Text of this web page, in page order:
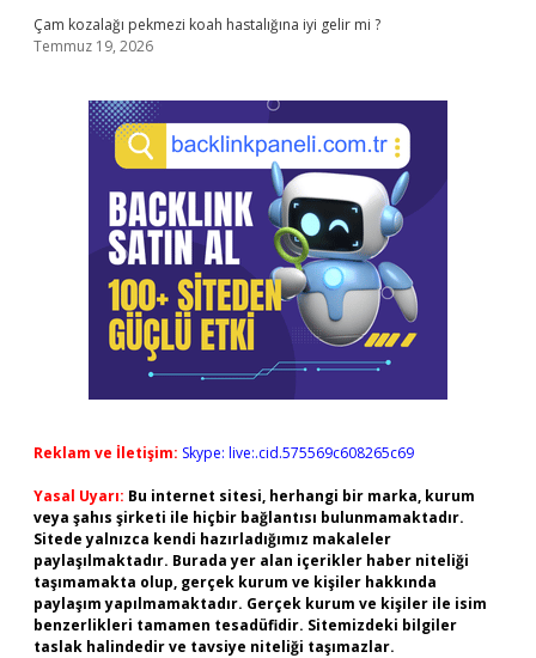
Çam kozalağı pekmezi koah hastalığına iyi gelir mi ?
Temmuz 19, 2026
Reklam ve İletişim: Skype: live:.cid.575569c608265c69
Yasal Uyarı: Bu internet sitesi, herhangi bir marka, kurum
veya şahıs şirketi ile hiçbir bağlantısı bulunmamaktadır.
Sitede yalnızca kendi hazırladığımız makaleler
paylaşılmaktadır. Burada yer alan içerikler haber niteliği
taşımamakta olup, gerçek kurum ve kişiler hakkında
paylaşım yapılmamaktadır. Gerçek kurum ve kişiler ile isim
benzerlikleri tamamen tesadüfidir. Sitemizdeki bilgiler
taslak halindedir ve tavsiye niteliği taşımazlar.